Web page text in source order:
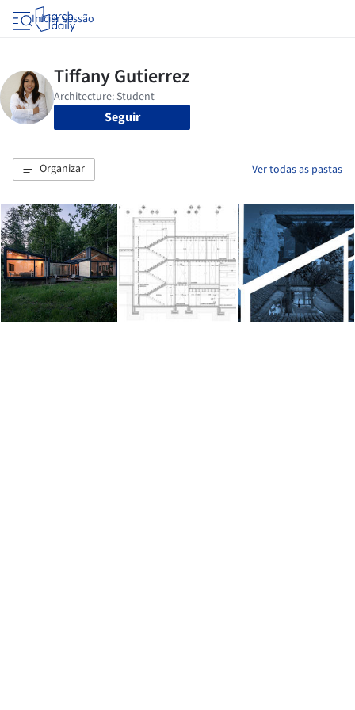
Iniciar sessão
Seguir
Organizar Ver todas as pastas